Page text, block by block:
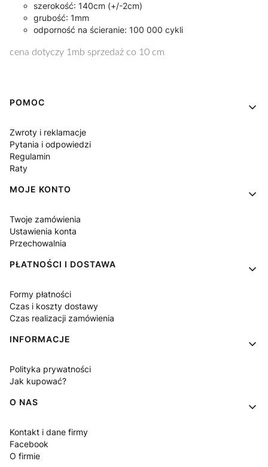
szerokość: 140cm (+/-2cm)
grubość: 1mm
odporność na ścieranie: 100 000 cykli
cena dotyczy 1mb sprzedaż co 10 cm
Linki w stopce
POMOC
Zwroty i reklamacje
Pytania i odpowiedzi
Regulamin
Raty
MOJE KONTO
Twoje zamówienia
Ustawienia konta
Przechowalnia
PŁATNOŚCI I DOSTAWA
Formy płatności
Czas i koszty dostawy
Czas realizacji zamówienia
INFORMACJE
Polityka prywatności
Jak kupować?
O NAS
Kontakt i dane firmy
Facebook
O firmie